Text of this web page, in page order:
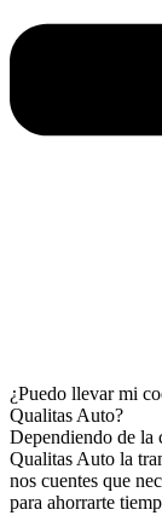
¿Puedo llevar mi
Qualitas Auto?
Dependiendo de la
Qualitas Auto la
nos cuentes que
para ahorrarte